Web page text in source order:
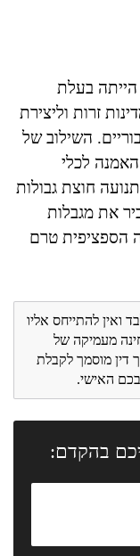
בעלת
זרות וליצירת
השילוב של
לכלי
חוצת גבולות
את מגבלות
הספציפית טרם
ואין להתייחס אליו
מעמיקה של
דין מוסמך לקבלת
האישי.
בהקדם: